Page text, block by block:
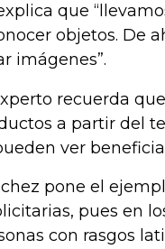
que
objetos. De
imágenes”.
recuerda
a partir del
ver
pone el
pues en
con rasgos